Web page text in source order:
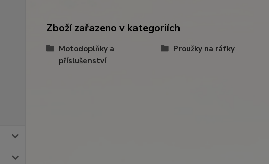
Zboží zařazeno v kategoriích
Motodoplňky a
příslušenství
Proužky na ráfky